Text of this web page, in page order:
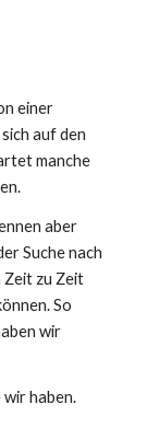
einer
auf den
manche
aber
Suche nach
Zeit zu Zeit
So
wir
haben.